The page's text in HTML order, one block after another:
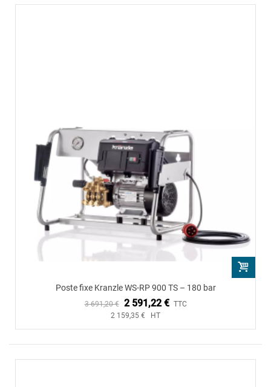
Poste fixe Kranzle WS-RP 900 TS – 180 bar
3 691,20 € 2 591,22 € TTC
2 159,35 € HT